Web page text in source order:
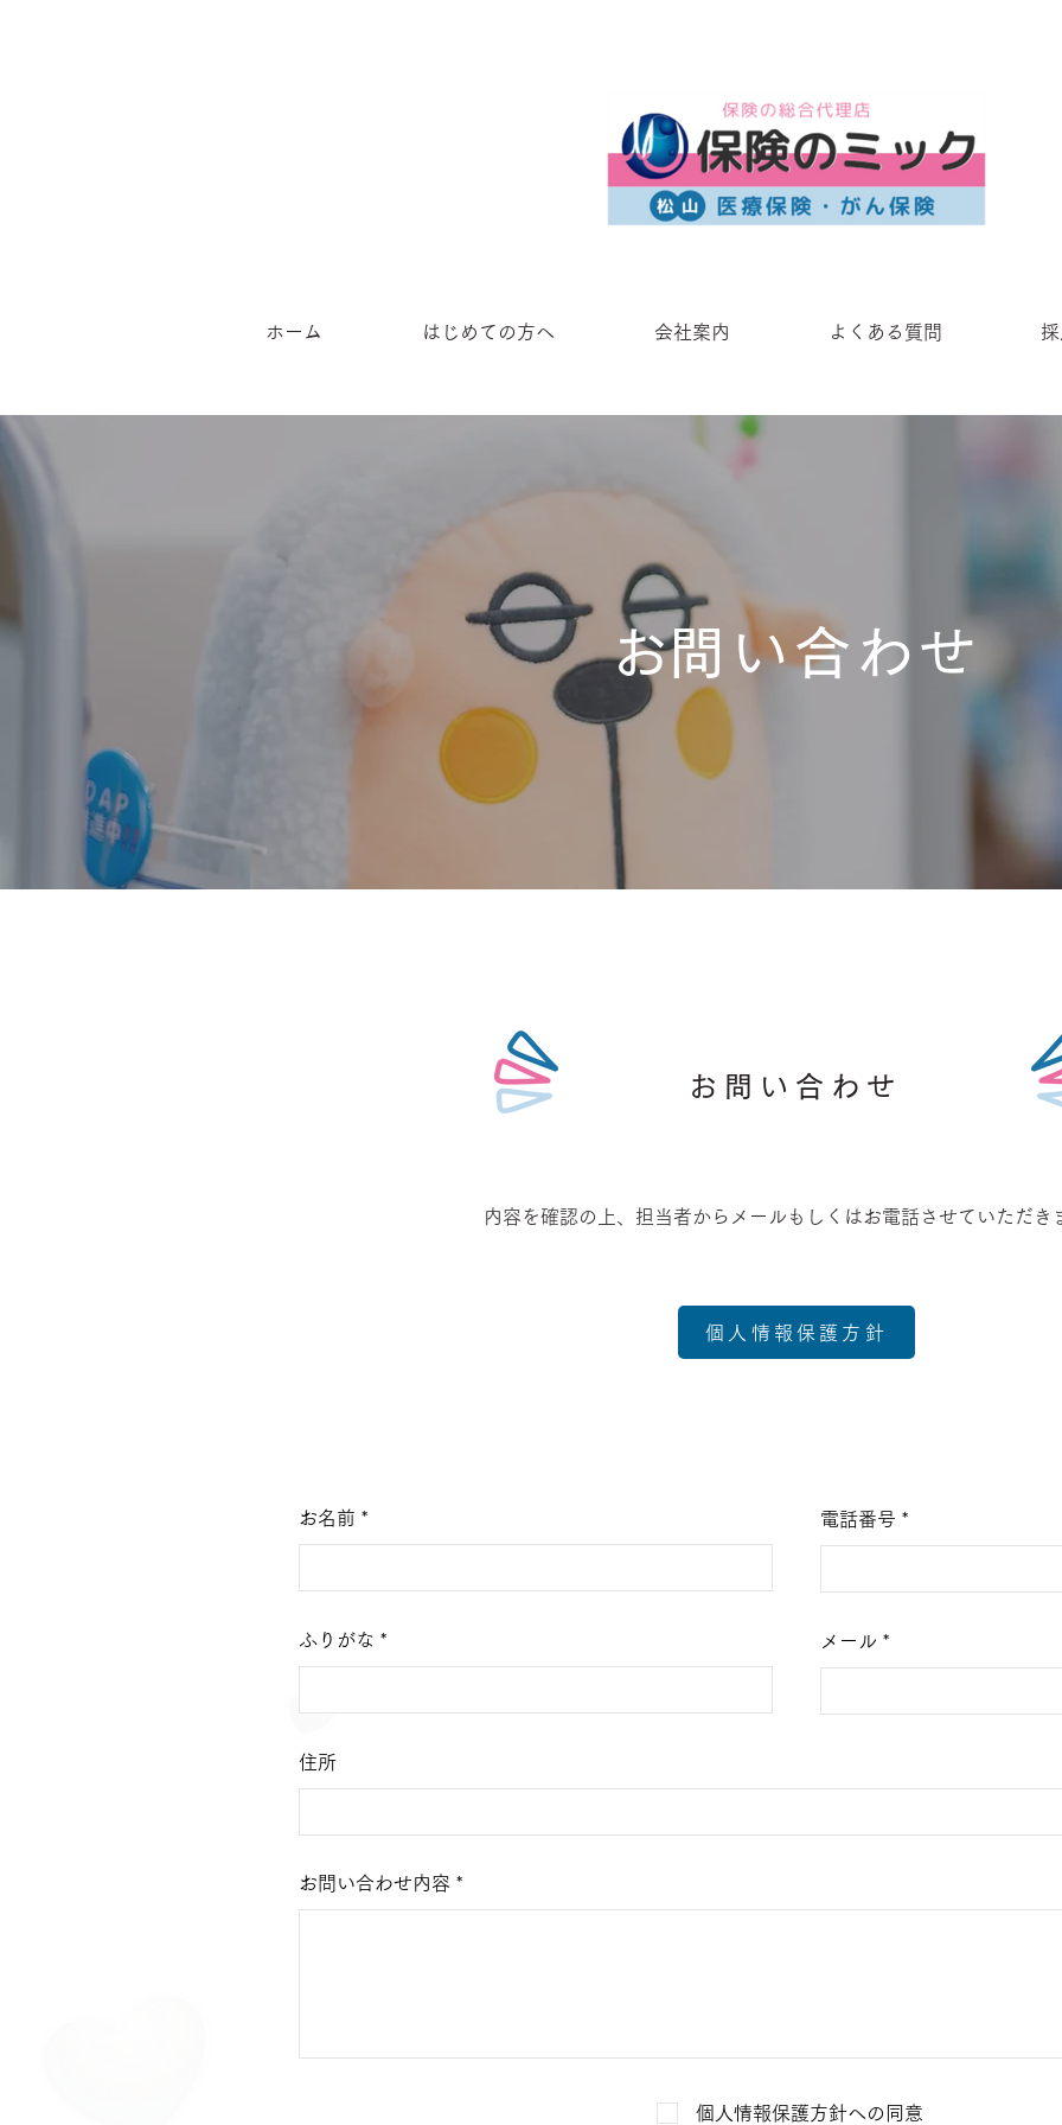
ホーム はじめての方へ 会社案内 よくある質問
​お問い合わせ
お問い合わせ
内容を確認の上、担当者からメールもしくはお電話させていただき
個人情報保護方針
お名前 電話番号
ふりがな メール
住所
お問い合わせ内容
個人情報保護方針への同意